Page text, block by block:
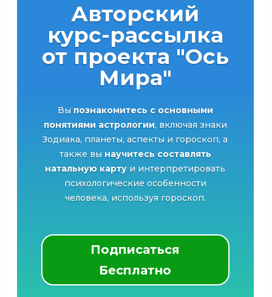
Авторский
курс-рассылка
от проекта "Ось
Мира"
Вы познакомитесь с основными
понятиями астрологии, включая знаки
Зодиака, планеты, аспекты и гороскоп, а
также вы научитесь составлять
натальную карту и интерпретировать
психологические особенности
человека, используя гороскоп.
Подписаться
Бесплатно